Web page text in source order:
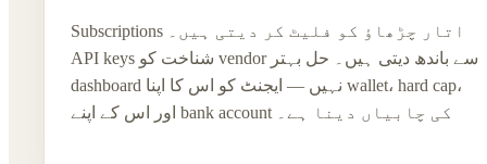
Subscriptions اتار چڑھاؤ کو فلیٹ کر دیتی ہیں۔
API keys شناخت کو vendor سے باندھ دیتی ہیں۔ حل بہتر
dashboard نہیں — ایجنٹ کو اس کا اپنا wallet، hard cap،
اور اس کے اپنے bank account کی چابیاں دینا ہے۔